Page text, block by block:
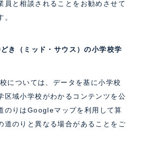
員と相談されることをお勧めさせて
き（ミッド・サウス）の小学校学
については、データを基に小学校
区域小学校がわかるコンテンツを公
のりはGoogleマップを利用して算
道のりと異なる場合があることをご